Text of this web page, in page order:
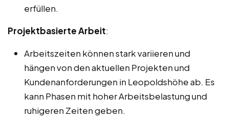
erfüllen.
Projektbasierte Arbeit:
Arbeitszeiten können stark variieren und
hängen von den aktuellen Projekten und
Kundenanforderungen in Leopoldshöhe ab. Es
kann Phasen mit hoher Arbeitsbelastung und
ruhigeren Zeiten geben.